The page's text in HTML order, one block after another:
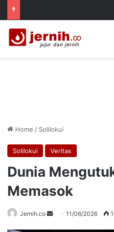
Home / Solilokui
Solilokui Veritas
Dunia
Memasok
Jernih.co
Send11/06/2026